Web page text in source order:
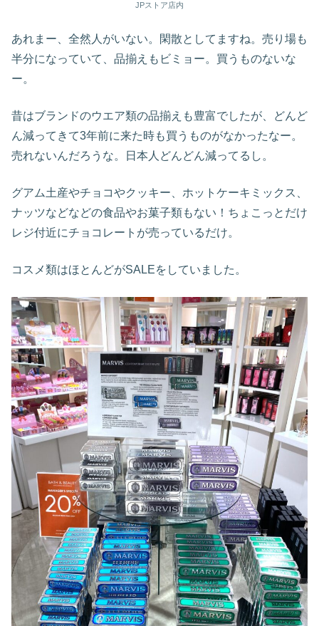
JPストア店内
あれまー、全然人がいない。閑散としてますね。売り場も
半分になっていて、品揃えもビミョー。買うものないな
ー。
昔はブランドのウエア類の品揃えも豊富でしたが、どんど
ん減ってきて3年前に来た時も買うものがなかったなー。
売れないんだろうな。日本人どんどん減ってるし。
グアム土産やチョコやクッキー、ホットケーキミックス、
ナッツなどなどの食品やお菓子類もない！ちょこっとだけ
レジ付近にチョコレートが売っているだけ。
コスメ類はほとんどがSALEをしていました。